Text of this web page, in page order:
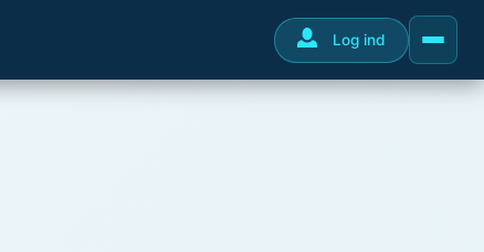
Log ind